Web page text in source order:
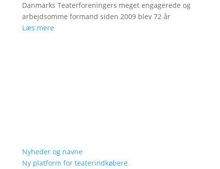
Danmarks Teaterforeningers meget engagerede og
arbejdsomme formand siden 2009 blev 72 år
Læs mere
Nyheder og navne
Ny platform for teaterindkøbere